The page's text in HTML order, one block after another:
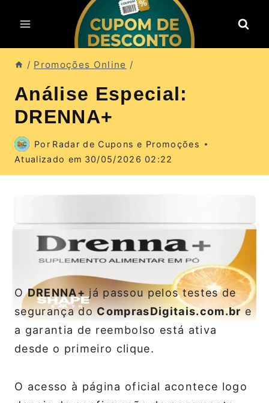
para
o
Conteúdo
/ Promoções Online /
Análise Especial:
DRENNA+
Por Radar de Cupons e Promoções
Atualizado em 30/05/2026 02:22
ODRENNA+já passou pelos testes de
segurança doComprasDigitais.com.bre
a garantia de reembolso está ativa
desde o primeiro clique.
O acesso à página oficial acontece logo